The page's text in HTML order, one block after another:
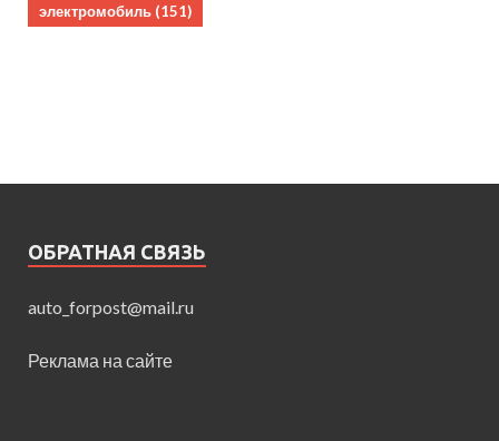
электромобиль (151)
ОБРАТНАЯ СВЯЗЬ
auto_forpost@mail.ru
Реклама на сайте